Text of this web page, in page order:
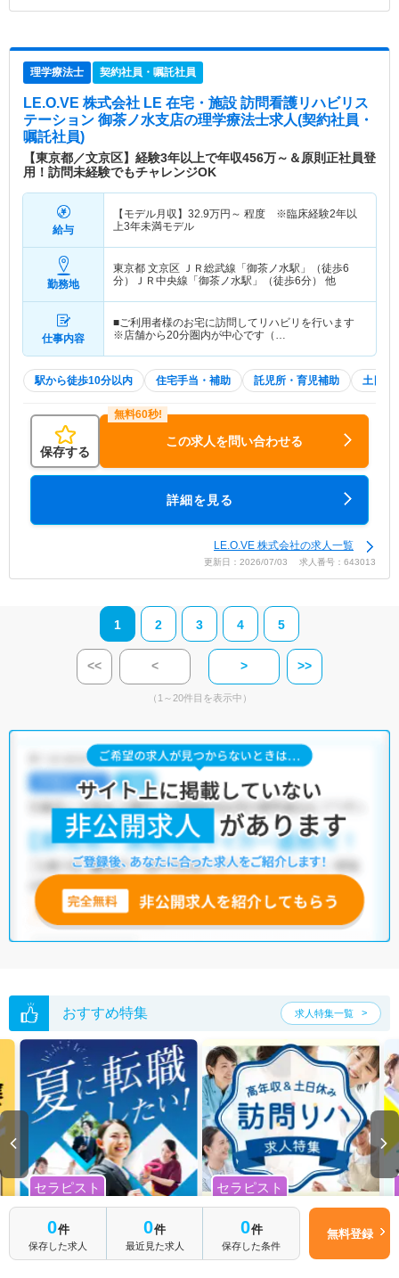
理学療法士 契約社員・嘱託社員
LE.O.VE 株式会社 LE 在宅・施設 訪問看護リハビリス
テーション 御茶ノ水支店の理学療法士求人(契約社員・
嘱託社員)
【東京都／文京区】経験3年以上で年収456万～＆原則正社員登
用！訪問未経験でもチャレンジOK
給与
【モデル月収】 32.9万円～ 程度 ※臨床経験2年以
上3年未満モデル
勤務地
東京都 文京区 ＪＲ総武線「御茶ノ水駅」（徒歩6
分）ＪＲ中央線「御茶ノ水駅」（徒歩6分） 他
仕事内容
■ご利用者様のお宅に訪問してリハビリを行います
※店舗から20分圏内が中心です（…
駅から徒歩10分以内 住宅手当・補助 託児所・育児補助 土日祝
保存する
この求人を問い合わせる
詳細を見る
LE.O.VE 株式会社の求人一覧
更新日：2026/07/03 求人番号：643013
1 2 3 4 5
<< < > >>
（1～20件目を表示中）
おすすめ特集 求人特集一覧
セラピスト
なセラピスト求人は早いも
の勝ちです！
セラピスト
高年収＆土日休みを狙え
る！人気の訪問リハ求人を
ご紹介します！
0件
保存した求人
0件
最近見た求人
0件
保存した条件
無料登録